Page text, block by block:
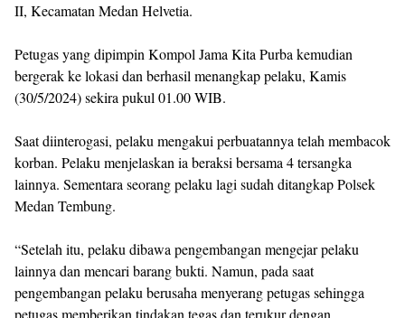
II, Kecamatan Medan Helvetia.
Petugas yang dipimpin Kompol Jama Kita Purba kemudian
bergerak ke lokasi dan berhasil menangkap pelaku, Kamis
(30/5/2024) sekira pukul 01.00 WIB.
Saat diinterogasi, pelaku mengakui perbuatannya telah membacok
korban. Pelaku menjelaskan ia beraksi bersama 4 tersangka
lainnya. Sementara seorang pelaku lagi sudah ditangkap Polsek
Medan Tembung.
“Setelah itu, pelaku dibawa pengembangan mengejar pelaku
lainnya dan mencari barang bukti. Namun, pada saat
pengembangan pelaku berusaha menyerang petugas sehingga
petugas memberikan tindakan tegas dan terukur dengan